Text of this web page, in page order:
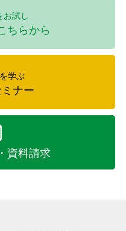
お試し
ちらから
学ぶ
ナー
資料請求